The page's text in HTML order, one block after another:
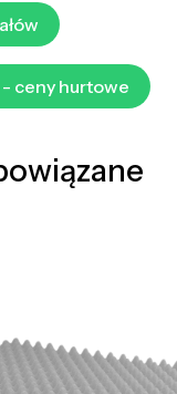
- ceny hurtowe